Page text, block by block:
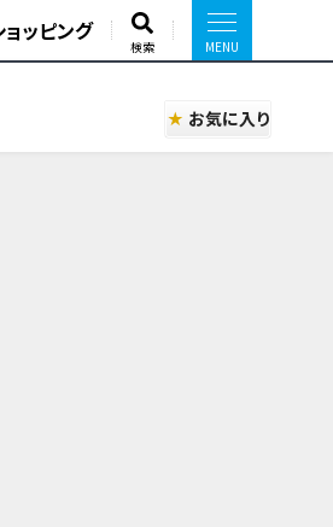
ョッピング
検索
お気に入り